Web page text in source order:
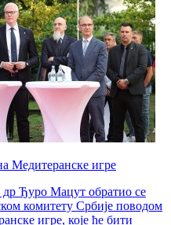
Медитеранске игре
Ђуро Мацут обратио се
комитету Србије поводом
игре, које ће бити